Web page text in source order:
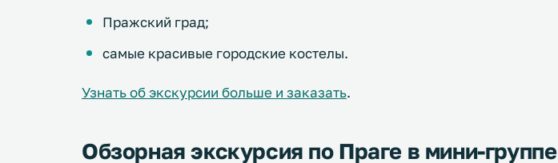
Пражский град;
самые красивые городские костелы.
Узнать об экскурсии больше и заказать.
Обзорная экскурсия по Праге в мини-группе